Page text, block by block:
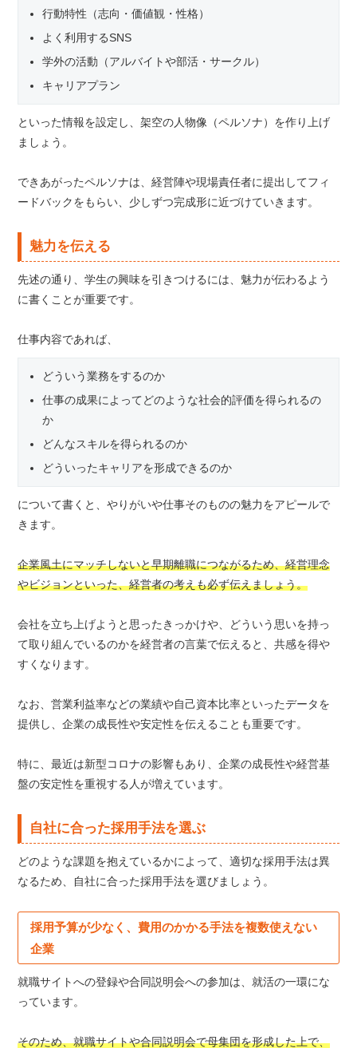
行動特性（志向・価値観・性格）
よく利用するSNS
学外の活動（アルバイトや部活・サークル）
キャリアプラン
といった情報を設定し、架空の人物像（ペルソナ）を作り上げ
ましょう。
できあがったペルソナは、経営陣や現場責任者に提出してフィ
ードバックをもらい、少しずつ完成形に近づけていきます。
魅力を伝える
先述の通り、学生の興味を引きつけるには、魅力が伝わるよう
に書くことが重要です。
仕事内容であれば、
どういう業務をするのか
仕事の成果によってどのような社会的評価を得られるの
か
どんなスキルを得られるのか
どういったキャリアを形成できるのか
について書くと、やりがいや仕事そのものの魅力をアピールで
きます。
企業風土にマッチしないと早期離職につながるため、経営理念
やビジョンといった、経営者の考えも必ず伝えましょう。
会社を立ち上げようと思ったきっかけや、どういう思いを持っ
て取り組んでいるのかを経営者の言葉で伝えると、共感を得や
すくなります。
なお、営業利益率などの業績や自己資本比率といったデータを
提供し、企業の成長性や安定性を伝えることも重要です。
特に、最近は新型コロナの影響もあり、企業の成長性や経営基
盤の安定性を重視する人が増えています。
自社に合った採用手法を選ぶ
どのような課題を抱えているかによって、適切な採用手法は異
なるため、自社に合った採用手法を選びましょう。
採用予算が少なく、費用のかかる手法を複数使えない
企業
就職サイトへの登録や合同説明会への参加は、就活の一環にな
っています。
そのため、就職サイトや合同説明会で母集団を形成した上で、